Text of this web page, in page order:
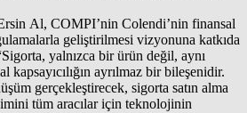
Al, COMPI’nin Colendi’nin finansal
geliştirilmesi vizyonuna katkıda
yalnızca bir ürün değil, aynı
kapsayıcılığın ayrılmaz bir bileşenidir.
gerçekleştirecek, sigorta satın alma
tüm aracılar için teknolojinin